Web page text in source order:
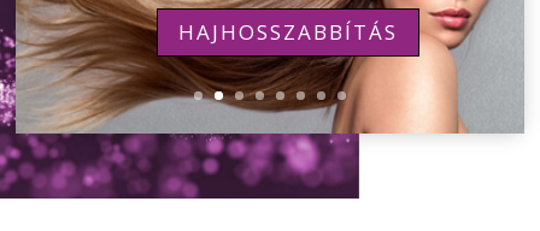
HAJHOSSZABBÍTÁS
TOVÁBB